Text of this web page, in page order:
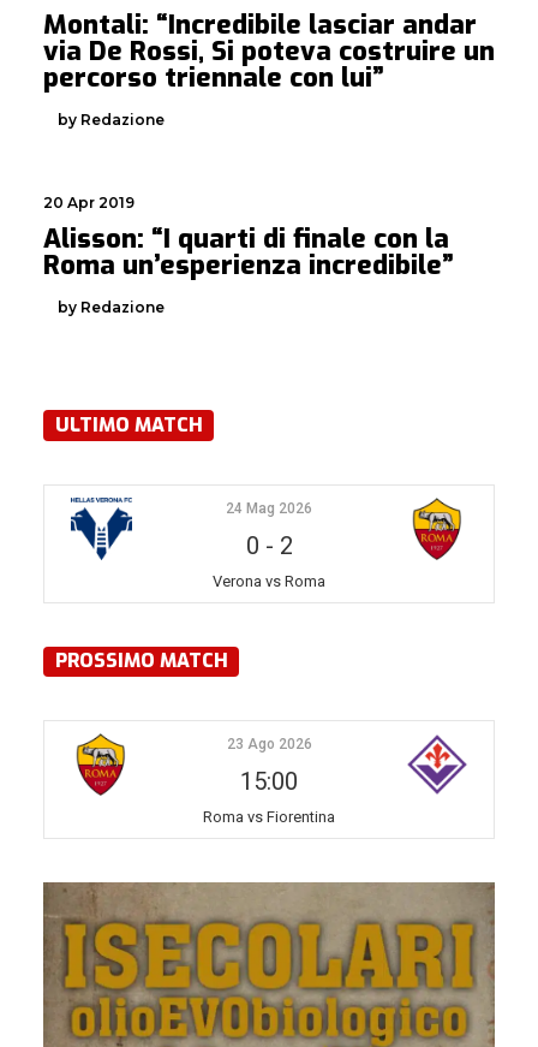
Montali: “Incredibile lasciar andar
via De Rossi, Si poteva costruire un
percorso triennale con lui”
by Redazione
20 Apr 2019
Alisson: “I quarti di finale con la
Roma un’esperienza incredibile”
by Redazione
ULTIMO MATCH
24 Mag 2026
0 - 2
Verona vs Roma
PROSSIMO MATCH
23 Ago 2026
15:00
Roma vs Fiorentina